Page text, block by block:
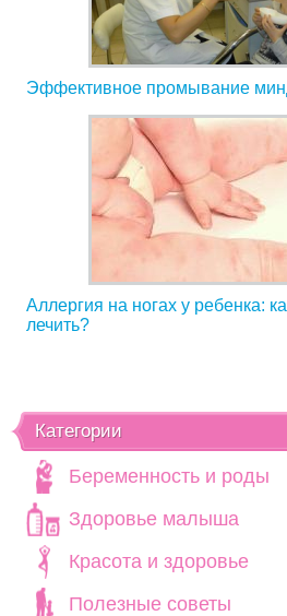
Эффективное промывание
Аллергия на ногах у ребенка:
лечить?
Категории
Беременность и роды
Здоровье малыша
Красота и здоровье
Полезные советы